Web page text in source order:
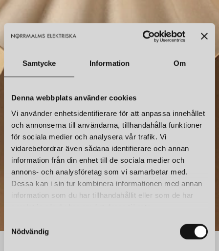
Samtycke Information Om
Denna webbplats använder cookies
Vi använder enhetsidentifierare för att anpassa innehållet
och annonserna till användarna, tillhandahålla funktioner
för sociala medier och analysera vår trafik. Vi
vidarebefordrar även sådana identifierare och annan
information från din enhet till de sociala medier och
annons- och analysföretag som vi samarbetar med.
Dessa kan i sin tur kombinera informationen med annan
information som du har tillhandahållit eller som de har
a
Nödvändig
NYHETSBREV
Prenumerera – Spännande nyheter och fina erbjudanden
direkt till din inkorg.